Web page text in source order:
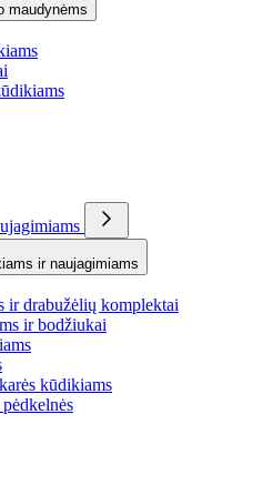
maudynėms
ir naujagimiams
ir drabužėlių komplektai
ir bodžiukai
kūdikiams